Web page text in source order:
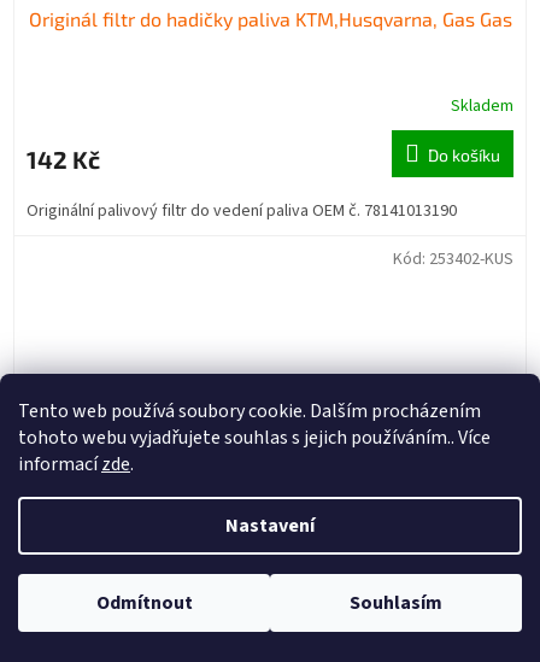
Tento web používá soubory cookie. Dalším procházením
tohoto webu vyjadřujete souhlas s jejich používáním.. Více
informacízde.
Nastavení
Odmítnout Souhlasím
Originál filtr do hadičky paliva KTM,Husqvarna, Gas Gas
Skladem
142 Kč Do košíku
Originální palivový filtr do vedení paliva OEM č. 78141013190
Haan Wheels kompletní sada špice a niplů 18" zadního
Kód: 253402-KUS